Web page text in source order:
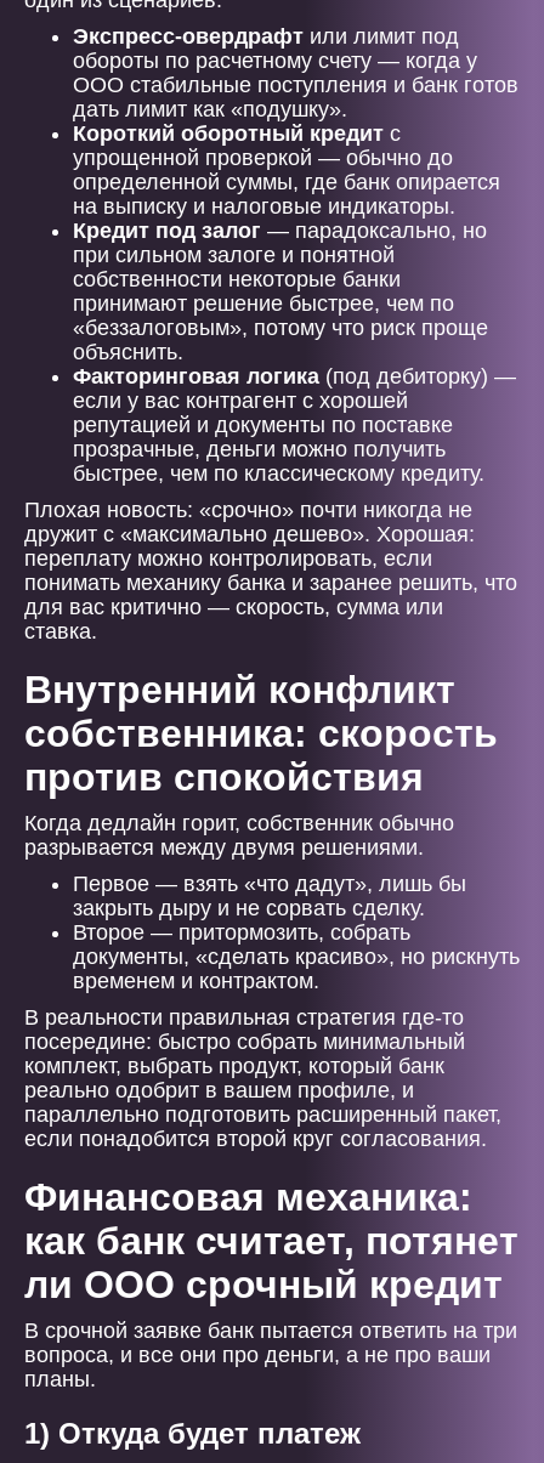
Экспресс-овердрафт или лимит под
обороты по расчетному счету — когда у
ООО стабильные поступления и банк готов
дать лимит как «подушку».
Короткий оборотный кредит с
упрощенной проверкой — обычно до
определенной суммы, где банк опирается
на выписку и налоговые индикаторы.
Кредит под залог — парадоксально, но
при сильном залоге и понятной
собственности некоторые банки
принимают решение быстрее, чем по
«беззалоговым», потому что риск проще
объяснить.
Факторинговая логика (под дебиторку) —
если у вас контрагент с хорошей
репутацией и документы по поставке
прозрачные, деньги можно получить
быстрее, чем по классическому кредиту.
Плохая новость: «срочно» почти никогда не
дружит с «максимально дешево». Хорошая:
переплату можно контролировать, если
понимать механику банка и заранее решить, что
для вас критично — скорость, сумма или
ставка.
Внутренний конфликт
собственника: скорость
против спокойствия
Когда дедлайн горит, собственник обычно
разрывается между двумя решениями.
Первое — взять «что дадут», лишь бы
закрыть дыру и не сорвать сделку.
Второе — притормозить, собрать
документы, «сделать красиво», но рискнуть
временем и контрактом.
В реальности правильная стратегия где-то
посередине: быстро собрать минимальный
комплект, выбрать продукт, который банк
реально одобрит в вашем профиле, и
параллельно подготовить расширенный пакет,
если понадобится второй круг согласования.
Финансовая механика:
как банк считает, потянет
ли ООО срочный кредит
В срочной заявке банк пытается ответить на три
вопроса, и все они про деньги, а не про ваши
планы.
1) Откуда будет платеж